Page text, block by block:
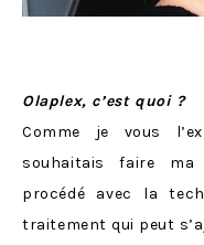
Olaplex, c’est quoi ?
Comme je vous
souhaitais faire
procédé avec la
traitement qui peut